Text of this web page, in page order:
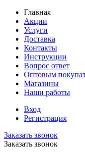
Главная
Акции
Услуги
Доставка
Контакты
Инструкции
Вопрос ответ
Оптовым
Магазины
Наши работы
Вход
Регистрация
Заказать звонок
Заказать звонок